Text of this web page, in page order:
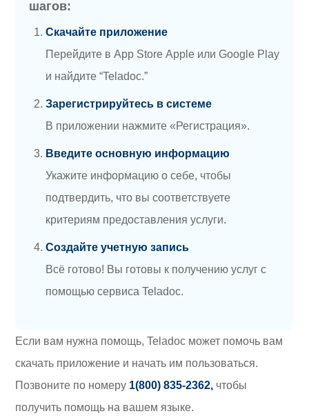
шагов:
Скачайте приложение
Перейдите в App Store Apple или Google Play
и найдите “Teladoc.”
Зарегистрируйтесь в системе
В приложении нажмите «Регистрация».
Введите основную информацию
Укажите информацию о себе, чтобы
подтвердить, что вы соответствуете
критериям предоставления услуги.
Создайте учетную запись
Всё готово! Вы готовы к получению услуг с
помощью сервиса Teladoc.
Если вам нужна помощь, Teladoc может помочь вам
скачать приложение и начать им пользоваться.
Позвоните по номеру 1(800) 835-2362, чтобы
получить помощь на вашем языке.